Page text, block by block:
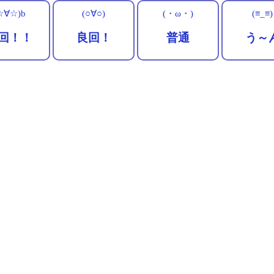
！！
(○∀○)
良回！
(・ω・)
普通
(≡_≡)
う～